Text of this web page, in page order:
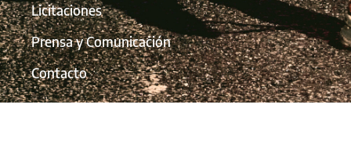
Licitaciones
Prensa y Comunicación
Contacto